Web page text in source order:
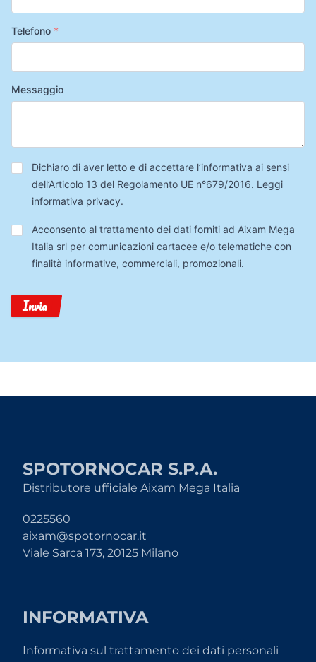
Telefono *
Messaggio
Privacy*
Dichiaro di aver letto e di accettare l’informativa ai sensi
dell’Articolo 13 del Regolamento UE n°679/2016. Leggi
informativa privacy.
Trattamento
Dati
Acconsento al trattamento dei dati forniti ad Aixam Mega
Italia srl per comunicazioni cartacee e/o telematiche con
finalità informative, commerciali, promozionali.
Invia
SPOTORNOCAR S.P.A.
Distributore ufficiale Aixam Mega Italia
0225560
aixam@spotornocar.it
Viale Sarca 173, 20125 Milano
INFORMATIVA
Informativa sul trattamento dei dati personali